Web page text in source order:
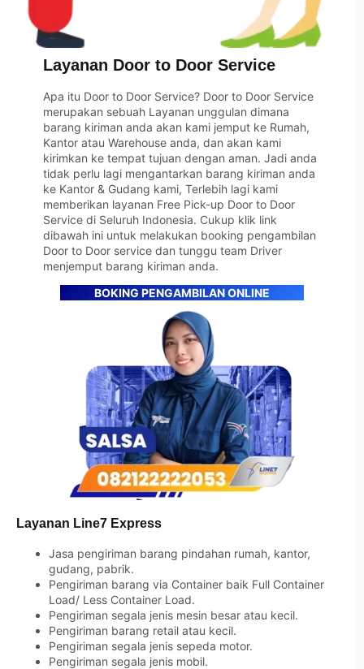
Layanan Door to Door Service
Apa itu Door to Door Service? Door to Door Service
merupakan sebuah Layanan unggulan dimana
barang kiriman anda akan kami jemput ke Rumah,
Kantor atau Warehouse anda, dan akan kami
kirimkan ke tempat tujuan dengan aman. Jadi anda
tidak perlu lagi mengantarkan barang kiriman anda
ke Kantor & Gudang kami, Terlebih lagi kami
memberikan layanan Free Pick-up Door to Door
Service di Seluruh Indonesia. Cukup klik link
dibawah ini untuk melakukan booking pengambilan
Door to Door service dan tunggu team Driver
menjemput barang kiriman anda.
BOKING PENGAMBILAN ONLINE
Layanan Line7 Express
Jasa pengiriman barang pindahan rumah, kantor,
gudang, pabrik.
Pengiriman barang via Container baik Full Container
Load/ Less Container Load.
Pengiriman segala jenis mesin besar atau kecil.
Pengiriman barang retail atau kecil.
Pengiriman segala jenis sepeda motor.
Pengiriman segala jenis mobil.